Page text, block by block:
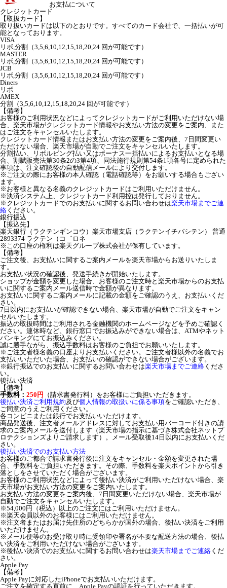
お支払について
クレジットカード
【取扱カード】
取り扱いカードは以下のとおりです。すべてのカード会社で、一括払いが可
能となっております。
VISA
リボ,分割（3,5,6,10,12,15,18,20,24 回が可能です）
MASTER
リボ,分割（3,5,6,10,12,15,18,20,24 回が可能です）
JCB
リボ,分割（3,5,6,10,12,15,18,20,24 回が可能です）
Diners
リボ
AMEX
分割（3,5,6,10,12,15,18,20,24 回が可能です）
【備考】
お客様のご利用状況などによってクレジットカードがご利用いただけない場
合、楽天市場がクレジットカード情報やお支払い方法の変更をご案内、また
はご注文をキャンセルいたします。
クレジットカード情報またはお支払い方法の変更をご案内後、7日間変更い
ただけない場合、楽天市場が自動でご注文をキャンセルいたします。
分割払い、リボルビング払い又はボーナス一括払いによるお支払いとなる場
合、割賦販売法第30条2の3第4項、同法施行規則第54条1項各号に定められた
事項は、注文確認後の自動配信メールにより交付します。
※ご注文の際にお客様の本人確認（電話確認等）をお願いする場合もござい
ます。
※お客様と異なる名義のクレジットカードはご利用いただけません。
※決済システム上、クレジットカード利用控は発行しておりません。
※クレジットカードでのお支払いに関するお問い合わせは楽天市場までご連
絡 ください。
銀行振込
【振込先】
楽天銀行（ラクテンギンコウ）楽天市場支店（ラクテンイチバシテン） 普通
2893374 ラクテン（コ゛ロネ
※この口座の権利は楽天グループ株式会社が保有しています。
【備考】
ご注文後、お支払いに関するご案内メールを楽天市場からお送りいたしま
す。
お支払い状況の確認後、発送手続きが開始いたします。
ショップが金額を変更した場合、お客様のご注文時と楽天市場からのお支払
いに関するご案内メール送信時で金額が異なります。
お支払いに関するご案内メールに記載の金額をご確認のうえ、お支払いくだ
さい。
7日以内にお支払いが確認できない場合、楽天市場が自動でご注文をキャン
セルいたします。
振込の取扱時間はご利用される金融機関のホームページなどを予めご確認く
ださい。連休時など、銀行窓口でお振込みができない場合は、ATMやネット
バンキングにてお振込みください。
誠に勝手ながら、振込手数料はお客様のご負担でお願いいたします。
※ご注文者様名義の口座よりお支払いください。ご注文者様以外の名義でお
支払いいただいた場合、お支払いの確認ができない場合がございます。
※銀行振込でのお支払いに関するお問い合わせは楽天市場までご連絡 くださ
い。
後払い決済
【備考】
手数料： 250円
（請求書発行料）をお客様にご負担いただきます。
後払い決済ご利用規約及び個人情報の取扱いに係る事項をご確認いただき、
ご同意のうえご利用ください。
各コンビニまたは銀行でお支払いいただけます。
商品発送後、注文者メールアドレスに対してお支払い用バーコード付きの請
求のご案内メールを送付します（楽天市場の指示に基づき株式会社ネットプ
ロテクションズよりご請求します）。メール受取後14日以内にお支払いくだ
さい。
後払い決済でのお支払い方法
お客様のご都合で請求書発行後に注文をキャンセル・金額を変更された場
合、手数料をご負担いただきます。その際、手数料を楽天ポイントから引き
落としをさせていただく場合がございます。
お客様のご利用状況などによって後払い決済がご利用いただけない場合、楽
天市場がお支払い方法の変更をご案内いたします。
お支払い方法の変更をご案内後、7日間変更いただけない場合、楽天市場が
自動でご注文をキャンセルいたします。
※54,000円（税込）以上のご注文にはご利用いただけません。
※楽天会員以外のお客様にはご利用いただけません。
※注文者またはお届け先住所のどちらかが国外の場合、後払い決済をご利用
いただけません。
※メール便等のお受け取り時に受領印や署名が不要な配送方法の場合、後払
い決済をご利用いただけない場合がございます。
※後払い決済でのお支払いに関するお問い合わせは楽天市場までご連絡 くだ
さい。
Apple Pay
【備考】
Apple Payに対応したiPhoneでお支払いいただけます。
ご注文を確定する直前に、Apple Payの認証を行っていただきます。